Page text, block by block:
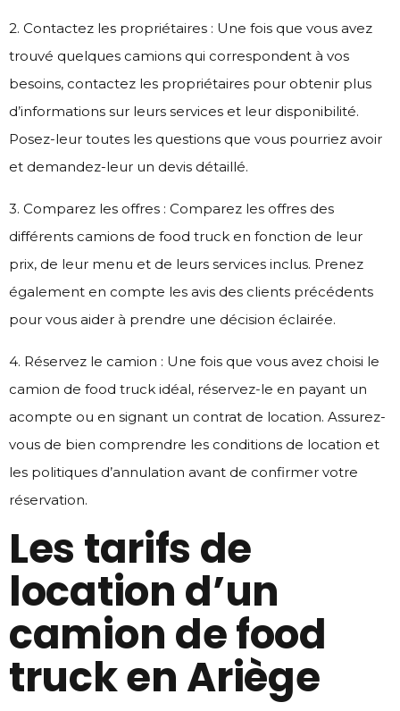
2. Contactez les propriétaires : Une fois que vous avez
trouvé quelques camions qui correspondent à vos
besoins, contactez les propriétaires pour obtenir plus
d’informations sur leurs services et leur disponibilité.
Posez-leur toutes les questions que vous pourriez avoir
et demandez-leur un devis détaillé.
3. Comparez les offres : Comparez les offres des
différents camions de food truck en fonction de leur
prix, de leur menu et de leurs services inclus. Prenez
également en compte les avis des clients précédents
pour vous aider à prendre une décision éclairée.
4. Réservez le camion : Une fois que vous avez choisi le
camion de food truck idéal, réservez-le en payant un
acompte ou en signant un contrat de location. Assurez-
vous de bien comprendre les conditions de location et
les politiques d’annulation avant de confirmer votre
réservation.
Les tarifs de
location d’un
camion de food
truck en Ariège